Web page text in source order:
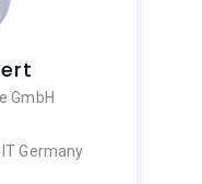
GmbH
Germany